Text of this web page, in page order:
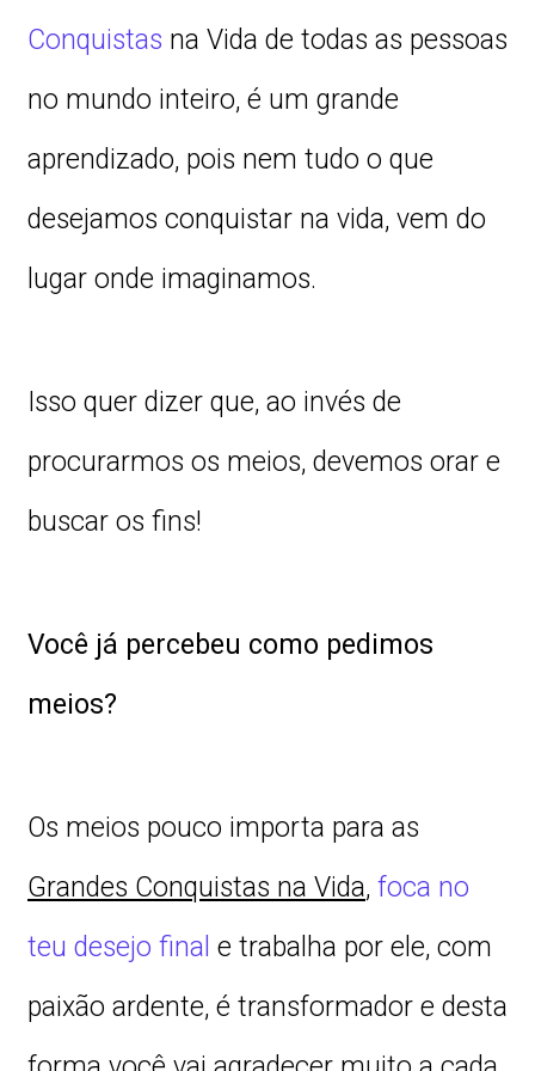
Conquistas na Vida de todas as pessoas
no mundo inteiro, é um grande
aprendizado, pois nem tudo o que
desejamos conquistar na vida, vem do
lugar onde imaginamos.
Isso quer dizer que, ao invés de
procurarmos os meios, devemos orar e
buscar os fins!
Você já percebeu como pedimos
meios?
Os meios pouco importa para as
Grandes Conquistas na Vida, foca no
teu desejo final e trabalha por ele, com
paixão ardente, é transformador e desta